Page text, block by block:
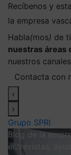
Recíbenos y
la empresa
Habla(mos) de ti
nuestras áreas
nuestros
Contacta con
‹
›
Grupo SPRI
Blog de la
entrevistas,